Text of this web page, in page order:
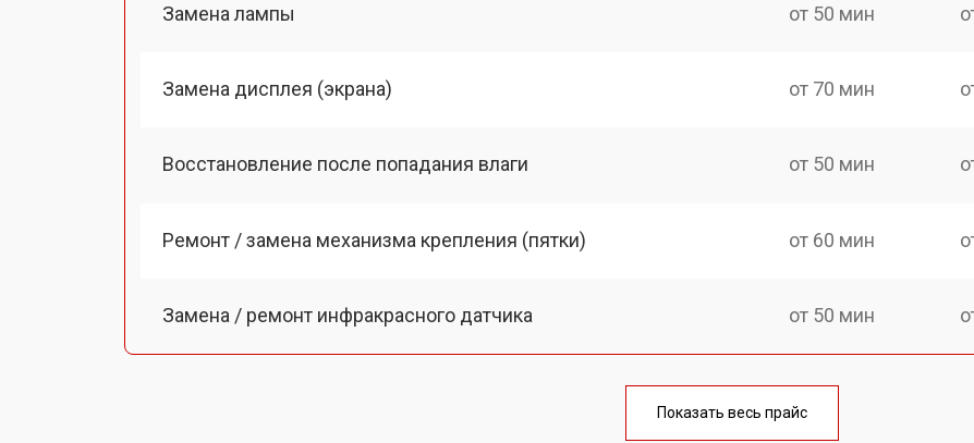
Замена лампы от 50 мин
Замена дисплея (экрана) от 70 мин
Восстановление после попадания влаги от 50 мин
Ремонт / замена механизма крепления (пятки) от 60 мин
Замена / ремонт инфракрасного датчика от 50 мин
от 70 мин
Показать весь прайс